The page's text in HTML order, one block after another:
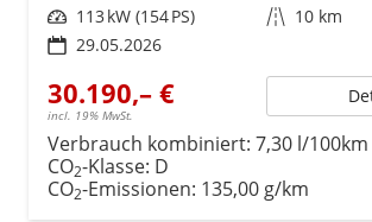
Leistung 113 kW (154 PS) Kilometerstand 10 km
29.05.2026
30.190,– €
incl. 19% MwSt.
Verbrauch kombiniert: 7,30 l/100km
CO2-Klasse: D
CO2-Emissionen: 135,00 g/km